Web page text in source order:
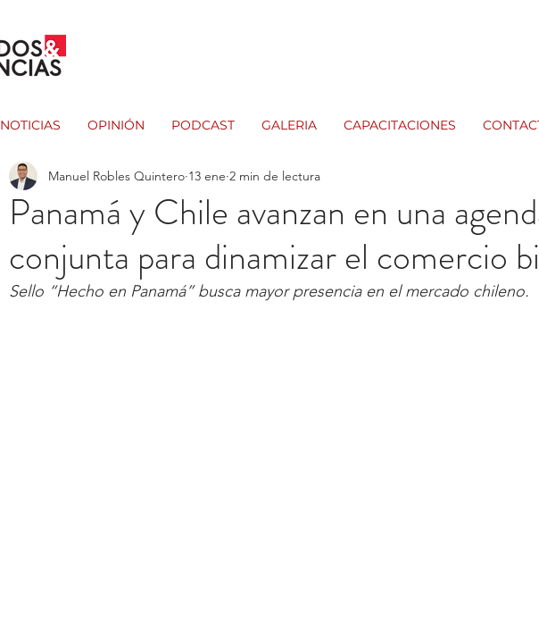
NOTICIAS OPINIÓN PODCAST GALERIA CAPACITACIONES
Panamá y Chile avanzan en una
conjunta para dinamizar el comercio
Manuel Robles Quintero 13 ene 2 min de lectura
Sello “Hecho en Panamá” busca mayor presencia en el mercado chileno.